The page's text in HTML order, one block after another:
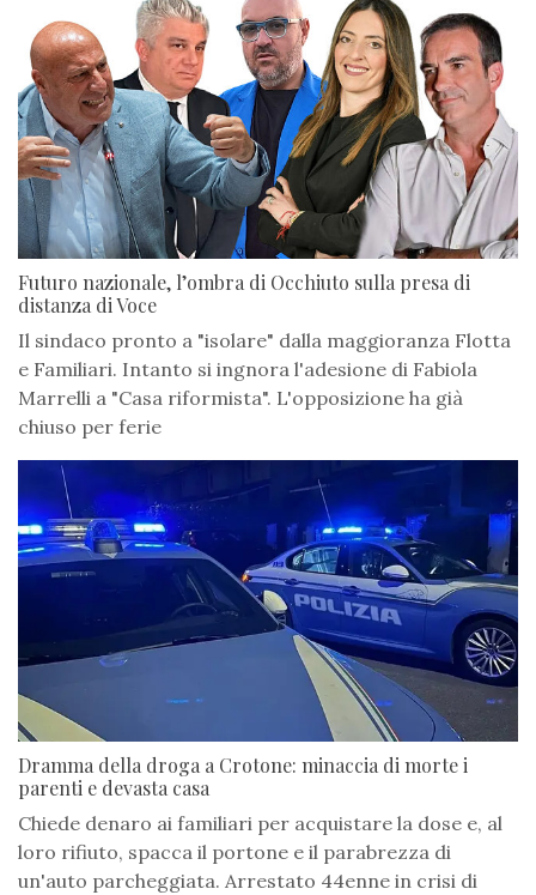
Futuro nazionale, l’ombra di Occhiuto sulla presa di
distanza di Voce
Il sindaco pronto a "isolare" dalla maggioranza Flotta
e Familiari. Intanto si ingnora l'adesione di Fabiola
Marrelli a "Casa riformista". L'opposizione ha già
chiuso per ferie
Dramma della droga a Crotone: minaccia di morte i
parenti e devasta casa
Chiede denaro ai familiari per acquistare la dose e, al
loro rifiuto, spacca il portone e il parabrezza di
un'auto parcheggiata. Arrestato 44enne in crisi di